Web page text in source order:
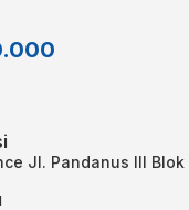
Jl. Pandanus III Blok